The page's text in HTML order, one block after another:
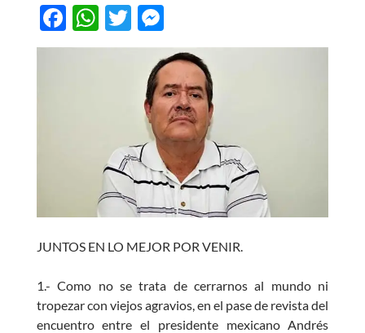
F
ac
W
h
p
p
T
w
itt
er
M
es
se
n
g
er
JUNTOS EN LO MEJOR POR VENIR.
1.- Como no se trata de cerrarnos al mundo ni
tropezar con viejos agravios, en el pase de revista del
encuentro entre el presidente mexicano Andrés